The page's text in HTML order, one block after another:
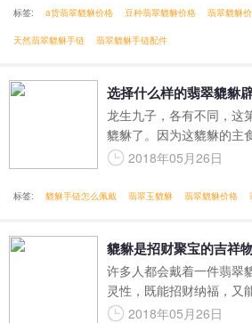
翡翠貔貅真的会认主吗？
标签: a货翡翠貔貅价格 豆种翡翠貔貅价格 翡翠貔貅
天然翡翠貔貅手链 翡翠貔貅手链配件
选择什么样的翡翠貔貅
龙生九子，各有不同，这
貔貅了。因为这貔貅的主
珠光宝气，又只吃不泄，
在选择什么样的翡翠貔貅
2018年05月26日
标签: 貔貅手链怎么佩戴 翡翠玉貔貅 翡翠貔貅价格
貔貅是招财聚宝的吉祥
翠貔貅
许多人都会戴着一件翡翠
灵性，既能招财纳福，又
虽是招财进宝的吉祥物，
2018年05月26日